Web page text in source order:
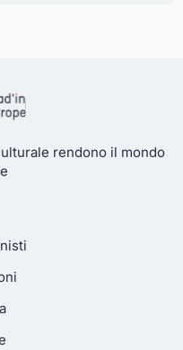
rendono il mondo